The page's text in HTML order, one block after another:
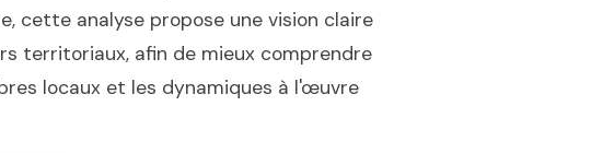
cette analyse propose une vision claire
territoriaux, afin de mieux comprendre
locaux et les dynamiques à l'œuvre